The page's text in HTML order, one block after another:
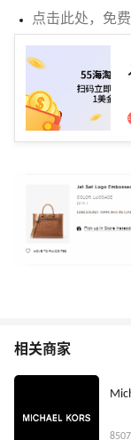
点击此处，免
相关商家